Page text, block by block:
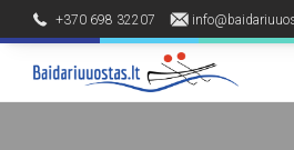
+370 698 32207
Palūšės kaimas, Ignalinos raj.